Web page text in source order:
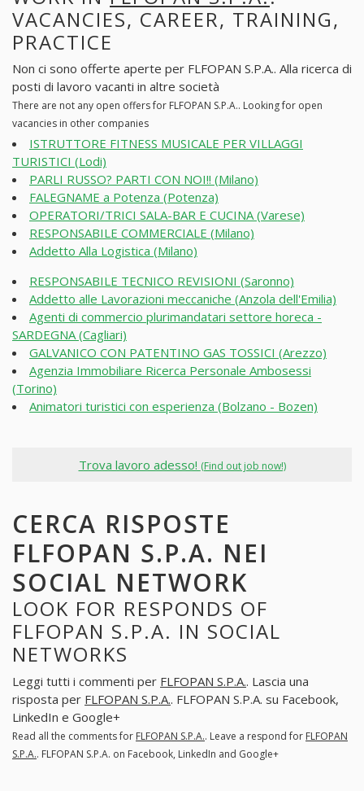
VACANCIES, CAREER, TRAINING,
PRACTICE
Non ci sono offerte aperte per FLFOPAN S.P.A.. Alla ricerca di
posti di lavoro vacanti in altre società
There are not any open offers for FLFOPAN S.P.A.. Looking for open
vacancies in other companies
ISTRUTTORE FITNESS MUSICALE PER VILLAGGI
TURISTICI (Lodi)
PARLI RUSSO? PARTI CON NOI!! (Milano)
FALEGNAME a Potenza (Potenza)
OPERATORI/TRICI SALA-BAR E CUCINA (Varese)
RESPONSABILE COMMERCIALE (Milano)
Addetto Alla Logistica (Milano)
RESPONSABILE TECNICO REVISIONI (Saronno)
Addetto alle Lavorazioni meccaniche (Anzola dell'Emilia)
Agenti di commercio plurimandatari settore horeca -
SARDEGNA (Cagliari)
GALVANICO CON PATENTINO GAS TOSSICI (Arezzo)
Agenzia Immobiliare Ricerca Personale Ambosessi
(Torino)
Animatori turistici con esperienza (Bolzano - Bozen)
Trova lavoro adesso! (Find out job now!)
CERCA RISPOSTE
FLFOPAN S.P.A. NEI
SOCIAL NETWORK
LOOK FOR RESPONDS OF
FLFOPAN S.P.A. IN SOCIAL
NETWORKS
Leggi tutti i commenti per FLFOPAN S.P.A.. Lascia una
risposta per FLFOPAN S.P.A.. FLFOPAN S.P.A. su Facebook,
LinkedIn e Google+
Read all the comments for FLFOPAN S.P.A.. Leave a respond for FLFOPAN
S.P.A.. FLFOPAN S.P.A. on Facebook, LinkedIn and Google+